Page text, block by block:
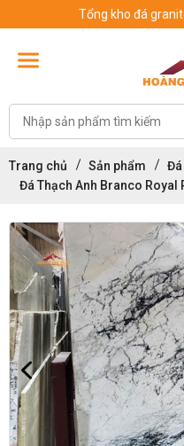
Tổng kho đá
Trang chủ Sản phẩm
Đá
Đá Thạch Anh Branco Royal